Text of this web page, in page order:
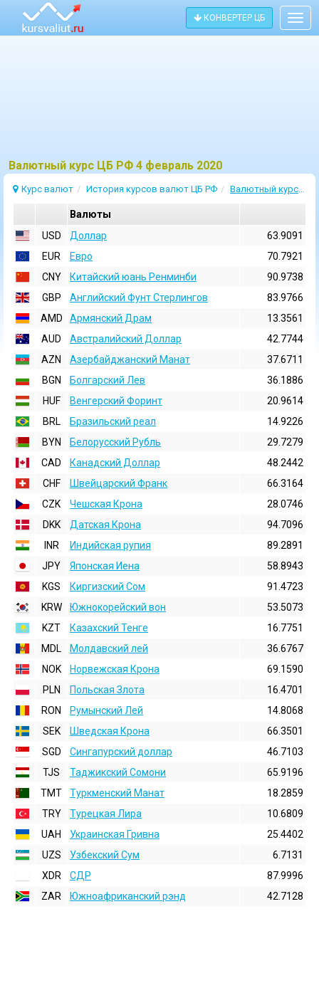
КОНВЕРТЕР ЦБ
Bалютный курс ЦБ РФ 4 февраль 2020
Курс валют История курсов валют ЦБ РФ Валютный курс 4 Февраль 2020
Валюты
USD
Доллар
63.9091
EUR
Евро
70.7921
CNY
Китайский юань Ренминби
90.9738
GBP
Английский Фунт Стерлингов
83.9766
AMD
Армянский Драм
13.3561
AUD
Австралийский Доллар
42.7744
AZN
Азербайджанский Манат
37.6711
BGN
Болгарский Лев
36.1886
HUF
Венгерский Форинт
20.9614
BRL
Бразильский реал
14.9226
BYN
Белорусский Рубль
29.7279
CAD
Канадский Доллар
48.2442
CHF
Швейцарский Франк
66.3164
CZK
Чешская Крона
28.0746
DKK
Датская Крона
94.7096
INR
Индийская pупия
89.2891
JPY
Японская Иена
58.8943
KGS
Киргизский Сом
91.4723
KRW
Южнокорейский вон
53.5073
KZT
Казахский Тенге
16.7751
MDL
Молдавский лей
36.6767
NOK
Норвежская Крона
69.1590
PLN
Польская Злота
16.4701
RON
Румынский Лей
14.8068
SEK
Шведская Крона
66.3501
SGD
Сингапурский доллар
46.7103
TJS
Таджикский Сомони
65.9196
TMT
Туркменский Манат
18.2859
TRY
Турецкая Лира
10.6809
UAH
Украинская Гривна
25.4402
UZS
Узбекский Сум
6.7131
XDR
СДР
87.9996
ZAR
Южноафриканский рэнд 42.7128